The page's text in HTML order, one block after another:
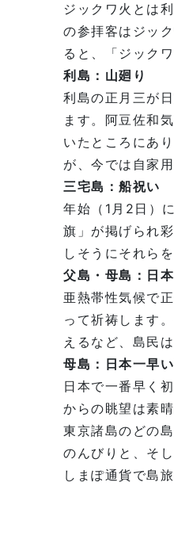
ジックワ火とは
の参拝客はジッ
ると、「ジック
利島：山廻り
利島の正月三が
ます。阿豆佐和
いたところにあ
が、今では自家
三宅島：船祝い
年始（1月2日）
旗」が掲げられ
しそうにそれら
父島・母島：日
亜熱帯性気候で
って祈祷します
えるなど、島民
母島：日本一早
日本で一番早く
からの眺望は素
東京諸島のどの
のんびりと、そ
しまぽ通貨で島